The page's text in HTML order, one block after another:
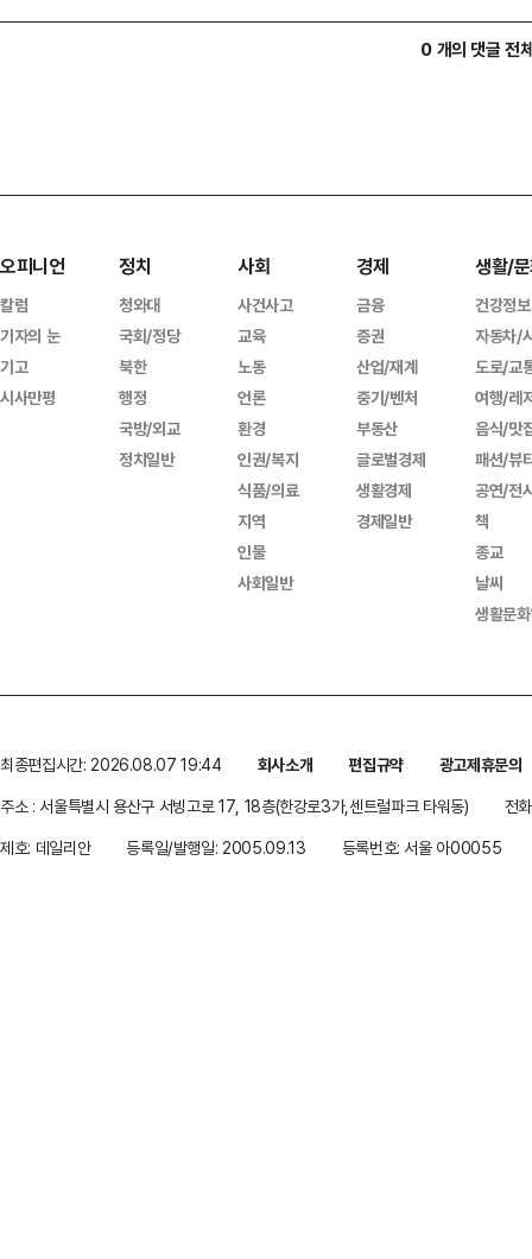
0 개의 댓글 전
오피니언
칼럼
기자의 눈
기고
시사만평
정치
청와대
국회/정당
북한
행정
국방/외교
정치일반
사회
사건사고
교육
노동
언론
환경
인권/복지
식품/의료
지역
인물
사회일반
경제
금융
증권
산업/재계
중기/벤처
부동산
글로벌경제
생활경제
경제일반
생활/
건강정보
자동차/
도로/교
여행/레
음식/맛
패션/뷰
공연/전
책
종교
날씨
생활문
최종편집시간: 2026.08.07 19:44 회사소개 편집규약
광고제휴문의
주소 : 서울특별시 용산구 서빙고로 17, 18층(한강로3가,센트럴파크 타워동)
전
제호: 데일리안
등록일/발행일: 2005.09.13 등록번호: 서울 아00055